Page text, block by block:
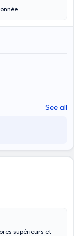
See all
supérieurs et